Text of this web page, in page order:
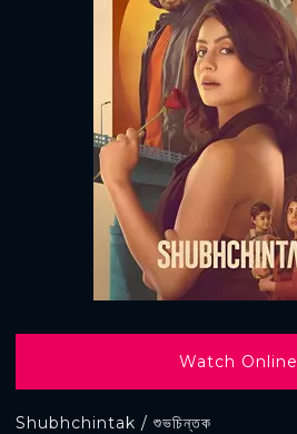
Shubhchintak / শুভচিন্তক
Watch Online